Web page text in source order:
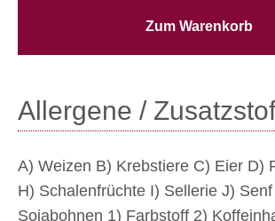
Zum Warenkorb
Allergene /
A) Weizen B) Krebstiere C) Eier D)
H) Schalenfrüchte I) Sellerie J) Senf
Sojabohnen 1) Farbstoff 2)